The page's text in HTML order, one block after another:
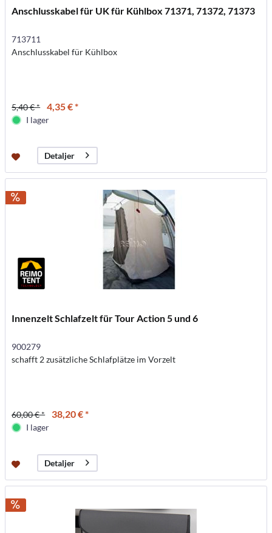
Anschlusskabel für UK für Kühlbox 71371, 71372, 71373
713711
Anschlusskabel für Kühlbox
5,40 € * 4,35 € *
I lager
Detaljer
Innenzelt Schlafzelt für Tour Action 5 und 6
900279
schafft 2 zusätzliche Schlafplätze im Vorzelt
60,00 € * 38,20 € *
I lager
Detaljer